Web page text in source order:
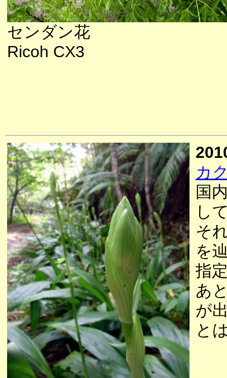
センダン花
Ricoh CX3
カ
国
し
そ
を
指
あ
が
と